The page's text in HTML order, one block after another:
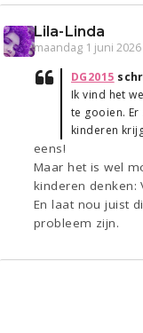
Lila-Linda
maandag 1 juni
DG2015
Ik vind het
te gooien.
kinderen
eens!
Maar het is wel
kinderen denken:
En laat nou juist
probleem zijn.